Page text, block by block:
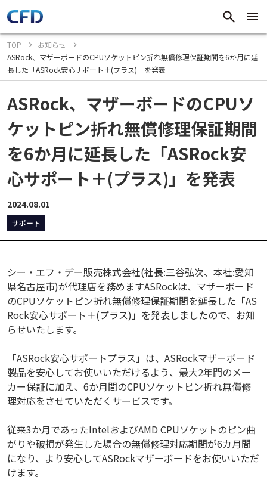
TOP
お知らせ
ASRock、マザーボードのCPUソケットピン折れ無償修理保証期間を6か月に延
長した「ASRock安心サポート＋(プラス)」を発表
ASRock、マザーボードのCPUソ
ケットピン折れ無償修理保証期間
を6か月に延長した「ASRock安
心サポート＋(プラス)」を発表
2024.08.01
サポート
シー・エフ・デー販売株式会社(社長:三谷弘次、本社:愛知
県名古屋市)が代理店を務めますASRockは、マザーボード
のCPUソケットピン折れ無償修理保証期間を延長した「AS
Rock安心サポート＋(プラス)」を発表しましたので、お知
らせいたします。
「ASRock安心サポートプラス」は、ASRockマザーボード
製品を安心してお使いいただけるよう、最大2年間のメー
カー保証に加え、6か月間のCPUソケットピン折れ無償修
理対応をさせていただくサービスです。
従来3か月であったIntelおよびAMD CPUソケットのピン曲
がりや破損が発生した場合の無償修理対応期間が6カ月間
になり、より安心してASRockマザーボードをお使いいただ
けます。